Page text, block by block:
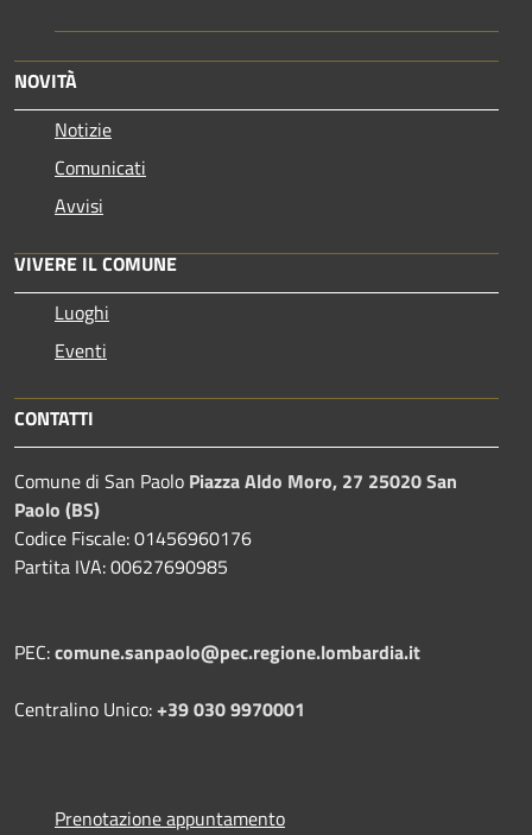
NOVITÀ
Notizie
Comunicati
Avvisi
VIVERE IL COMUNE
Luoghi
Eventi
CONTATTI
Comune di San Paolo Piazza Aldo Moro, 27 25020 San
Paolo (BS)
Codice Fiscale: 01456960176
Partita IVA: 00627690985
PEC:comune.sanpaolo@pec.regione.lombardia.it
Centralino Unico:+39 030 9970001
Prenotazione appuntamento